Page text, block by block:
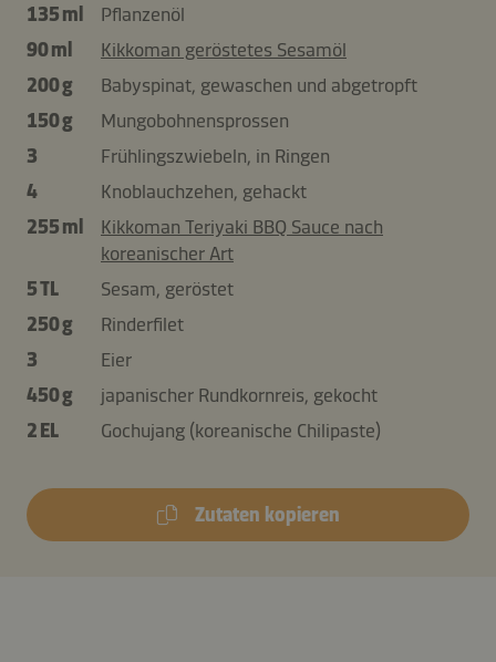
135 ml
Pflanzenöl
90 ml
Kikkoman geröstetes Sesamöl
200 g
Babyspinat, gewaschen und abgetropft
150 g
Mungobohnensprossen
3
Frühlingszwiebeln, in Ringen
4
Knoblauchzehen, gehackt
255 ml
Kikkoman Teriyaki BBQ Sauce nach
koreanischer Art
5 TL
Sesam, geröstet
250 g
Rinderfilet
3
Eier
450 g
japanischer Rundkornreis, gekocht
2 EL
Gochujang (koreanische Chilipaste)
Zutaten kopieren